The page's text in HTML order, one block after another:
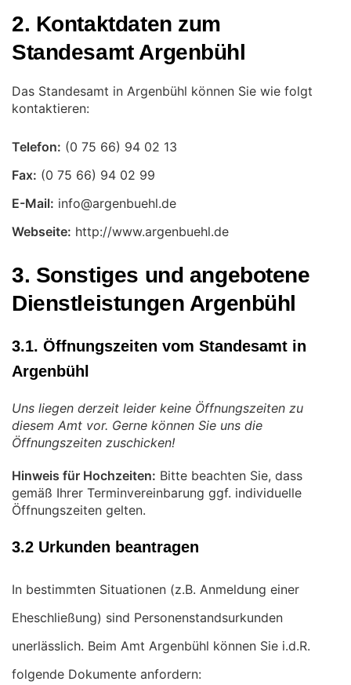
2. Kontaktdaten zum
Standesamt Argenbühl
Das Standesamt in Argenbühl können Sie wie folgt
kontaktieren:
Telefon:
Fax:
E-Mail:
Webseite: http://www.argenbuehl.de
3. Sonstiges und angebotene
Dienstleistungen Argenbühl
3.1. Öffnungszeiten vom Standesamt in
Argenbühl
Uns liegen derzeit leider keine Öffnungszeiten zu
diesem Amt vor. Gerne können Sie uns die
Öffnungszeiten zuschicken!
Hinweis für Hochzeiten: Bitte beachten Sie, dass
gemäß Ihrer Terminvereinbarung ggf. individuelle
Öffnungszeiten gelten.
3.2 Urkunden beantragen
In bestimmten Situationen (z.B. Anmeldung einer
Eheschließung) sind Personenstandsurkunden
unerlässlich. Beim Amt Argenbühl können Sie i.d.R.
folgende Dokumente anfordern: